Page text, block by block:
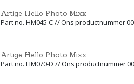
Artige Hello Photo Mixx
Part no. HM045-C // Ons productnummer
Artige Hello Photo Mixx
Part no. HM070-D // Ons productnummer